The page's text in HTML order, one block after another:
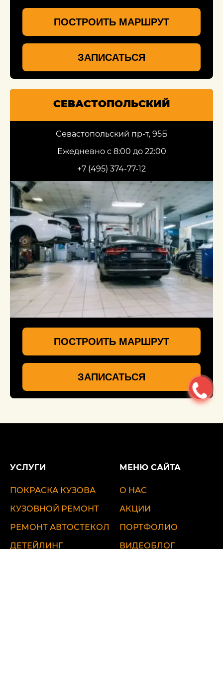
ПОСТРОИТЬ МАРШРУТ
ЗАПИСАТЬСЯ
СЕВАСТОПОЛЬСКИЙ
Севастопольский пр-т, 95Б
Ежедневно с 8:00 до 22:00
+7 (495) 374-77-12
ПОСТРОИТЬ МАРШРУТ
ЗАПИСАТЬСЯ
УСЛУГИ
ПОКРАСКА КУЗОВА
КУЗОВНОЙ РЕМОНТ
РЕМОНТ АВТОСТЕКОЛ
ДЕТЕЙЛИНГ
МЕНЮ САЙТА
О НАС
АКЦИИ
ПОРТФОЛИО
ВИДЕОБЛОГ